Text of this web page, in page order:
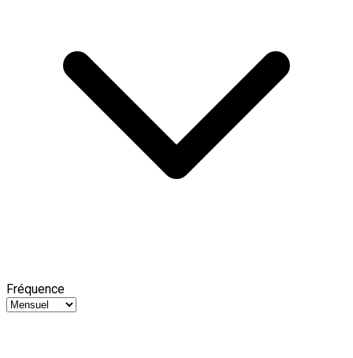
Fréquence